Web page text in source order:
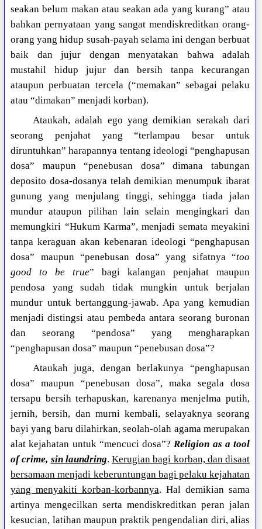
seakan belum makan atau seakan ada yang kurang” atau
bahkan pernyataan yang sangat mendiskreditkan orang-
orang yang hidup susah-payah selama ini dengan berbuat
baik dan jujur dengan menyatakan bahwa adalah
mustahil hidup jujur dan bersih tanpa kecurangan
ataupun perbuatan tercela (“memakan” sebagai pelaku
atau “dimakan” menjadi korban).
Ataukah, adalah ego yang demikian serakah dari
seorang penjahat yang “terlampau besar untuk
diruntuhkan” harapannya tentang ideologi “penghapusan
dosa” maupun “penebusan dosa” dimana tabungan
deposito dosa-dosanya telah demikian menumpuk ibarat
gunung yang menjulang tinggi, sehingga tiada jalan
mundur ataupun pilihan lain selain mengingkari dan
memungkiri “Hukum Karma”, menjadi semata meyakini
tanpa keraguan akan kebenaran ideologi “penghapusan
dosa” maupun “penebusan dosa” yang sifatnya “too
good to be true” bagi kalangan penjahat maupun
pendosa yang sudah tidak mungkin untuk berjalan
mundur untuk bertanggung-jawab. Apa yang kemudian
menjadi distingsi atau pembeda antara seorang buronan
dan seorang “pendosa” yang mengharapkan
“penghapusan dosa” maupun “penebusan dosa”?
Ataukah juga, dengan berlakunya “penghapusan
dosa” maupun “penebusan dosa”, maka segala dosa
tersapu bersih terhapuskan, karenanya menjelma putih,
jernih, bersih, dan murni kembali, selayaknya seorang
bayi yang baru dilahirkan, seolah-olah agama merupakan
alat kejahatan untuk “mencuci dosa”?Religion as a tool
of crime, sin laundring.Kerugian bagi korban, dan disaat
bersamaan menjadi keberuntungan bagi pelaku kejahatan
yang menyakiti korban-korbannya. Hal demikian sama
artinya mengecilkan serta mendiskreditkan peran jalan
kesucian, latihan maupun praktik pengendalian diri, alias